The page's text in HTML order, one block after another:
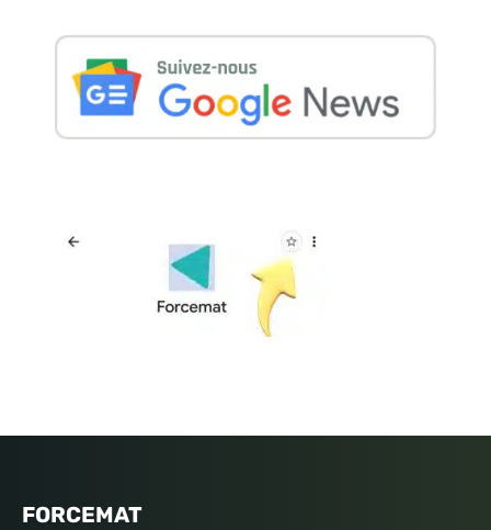
FORCEMAT